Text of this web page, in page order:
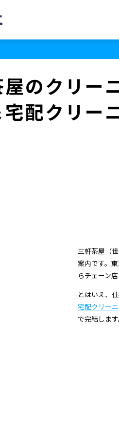
のクリー
配クリー
三軒茶屋（
案内です。
らチェーン
とはいえ、
宅配クリー
で完結します